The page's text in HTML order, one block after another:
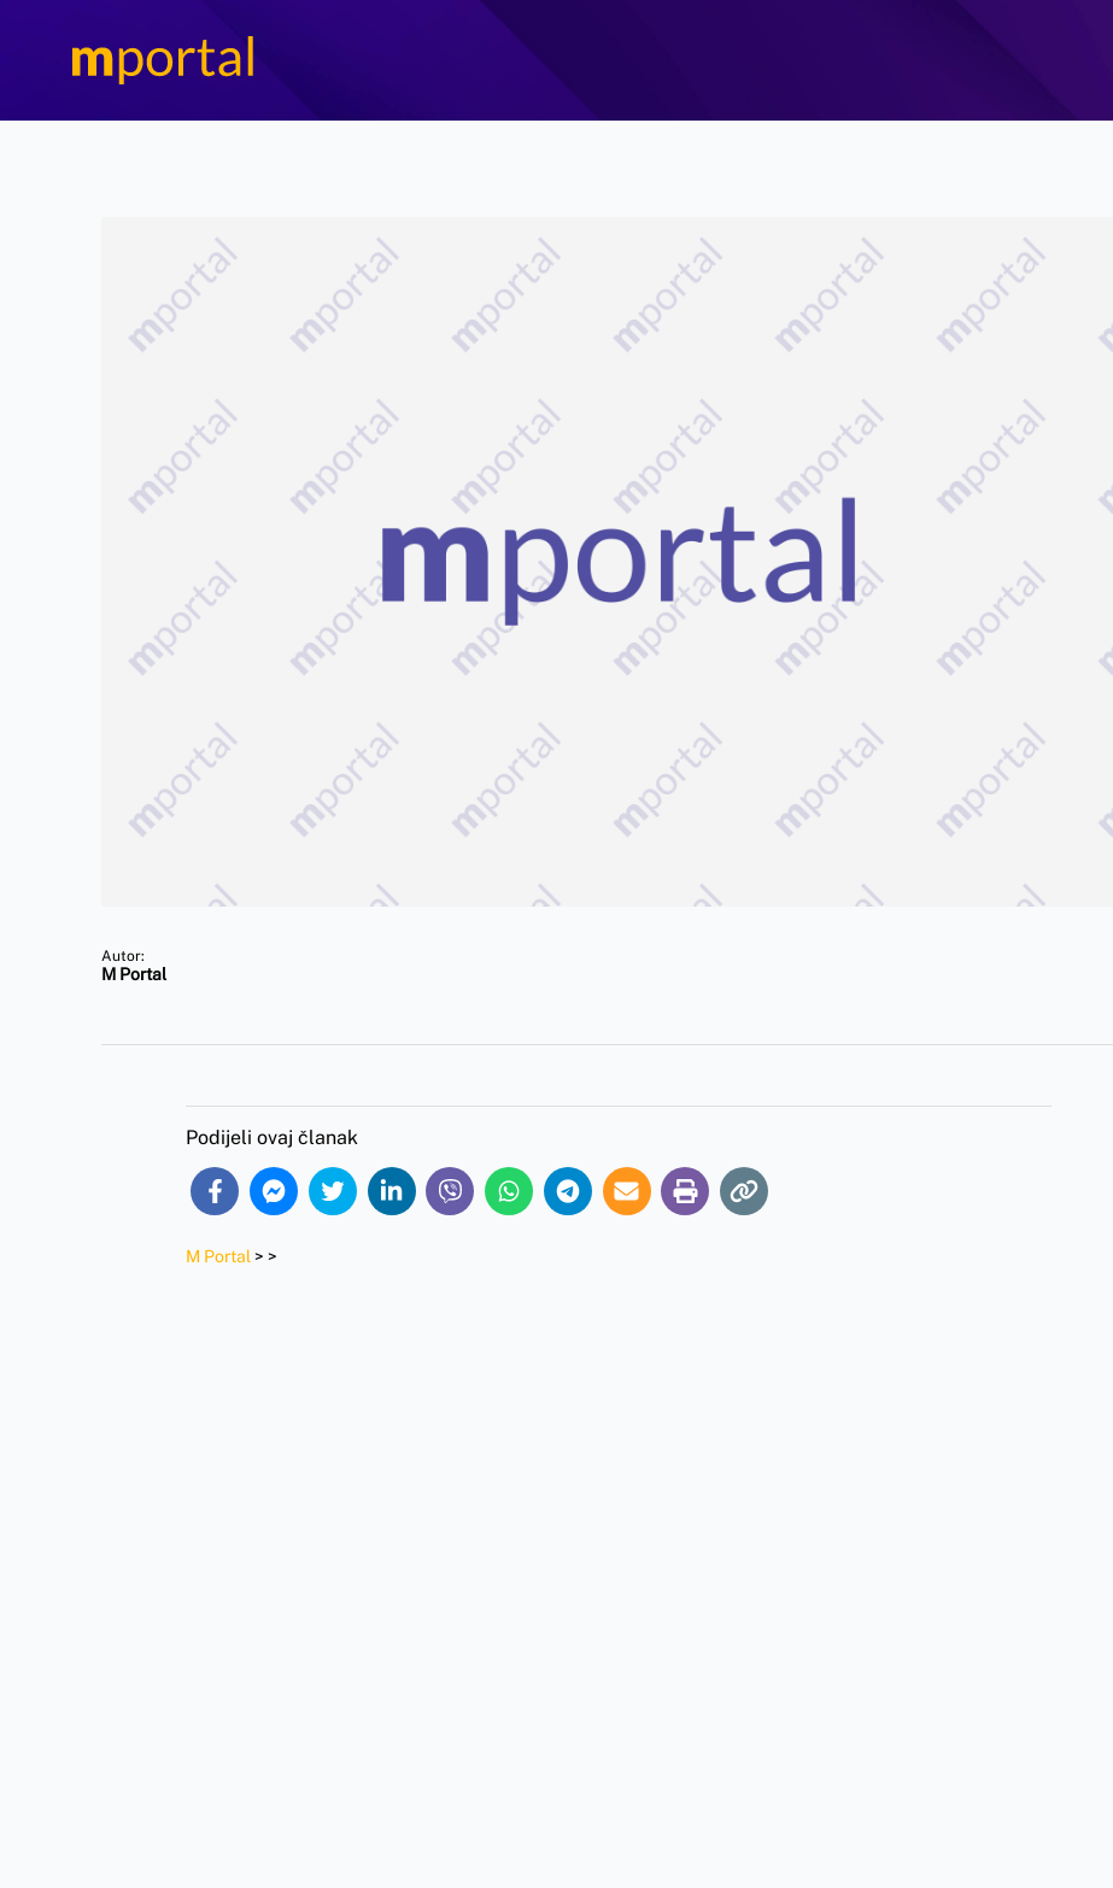
Autor:
M Portal
Podijeli ovaj članak
M Portal > >